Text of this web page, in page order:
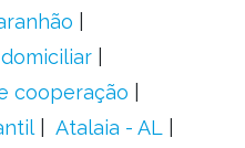
cooperação
Atalaia - AL